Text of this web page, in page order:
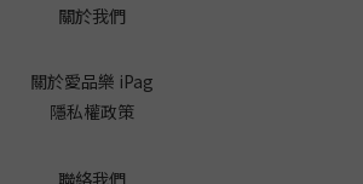
關於我們
關於愛品樂 iPag
隱私權政策
聯絡我們